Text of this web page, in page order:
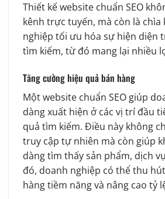
Thiết kế website chuẩn SEO
kênh trực tuyến, mà còn là chìa
nghiệp tối ưu hóa sự hiện diện
tìm kiếm, từ đó mang lại nhiều
Tăng cường hiệu quả bán hàng
Một website chuẩn SEO giúp
dàng xuất hiện ở các vị trí đầu
quả tìm kiếm. Điều này không
truy cập tự nhiên mà còn giúp
dàng tìm thấy sản phẩm, dịch
đó, doanh nghiệp có thể thu
hàng tiềm năng và nâng cao tỷ